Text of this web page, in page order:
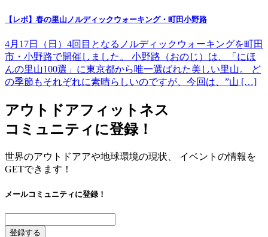
【レポ】春の里山ノルディックウォーキング・町田小野路
4月17日（日）4回目となるノルディックウォーキングを町田
市・小野路で開催しました。 小野路（おのじ）は、「にほ
んの里山100選」に東京都から唯一選ばれた美しい里山。 ど
の季節もそれぞれに素晴らしいのですが、今回は、”山 […]
アウトドアフィットネス
コミュニティに登録！
世界のアウトドアアや地球環境の現状、 イベントの情報を
GETできます！
メールコミュニティに登録！